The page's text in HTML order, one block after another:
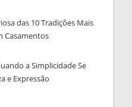
das 10 Tradições Mais
Casamentos
a Simplicidade Se
e Expressão